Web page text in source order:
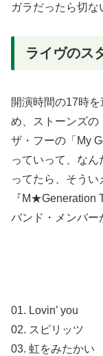
ガラだったら切な
ライヴのス
開演時間の17時
め、ストーンズの
ザ・フーの「My
っていって、な
ってたら、そう
『M★Generation
バンド・メンバー
01. Lovin’ you
02. スピリッツ
03. 虹をみたかい